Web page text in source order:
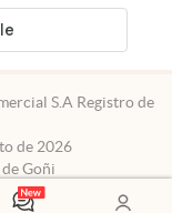
S.A Registro de
de 2026
Goñi